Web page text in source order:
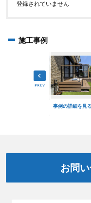
登録されていません
施工事例
事例の詳細を見る
お問